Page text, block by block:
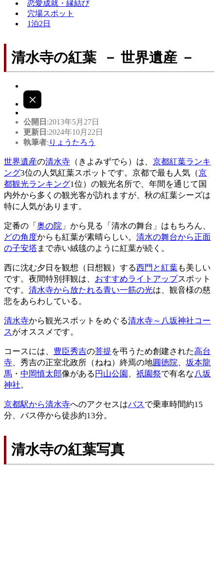
恋愛成就・縁結び
穴場スポット
1泊2日
清水寺の紅葉 － 世界遺産 －
公開日 :2013年5月27日
更新日 :2024年10月22日
執筆者: りょうたろう
世界遺産の清水寺 （きよみずでら）は、 京都紅葉ランキ
ング3位の人気紅葉スポットです。京都で最も人気（京
都観光ランキング1位）の観光名所で、年間を通じて国
内外から多くの観光客が訪れますが、秋の紅葉シーズは
特に人気があります。
定番の「 奥の院 」から見る「清水の舞台」はもちろん、
どの角度からも紅葉が素晴らしい。 清水の舞台から正面
の子安塔まで赤い絨毯のように紅葉が続く。
西に沈む夕日を観想（日想観）する西門と紅葉 も美しい
です。夜間特別拝観は、 おすすめライトアップスポット
です。 清水寺から放たれる青い一筋の光は、観音様の慈
悲をあらわしている。
清水寺から観光スポットをめぐる清水寺～八坂神社コー
スがオススメです。
コースには、 豊臣秀吉の菩提を弔うため創建された高台
寺、秀吉の正室北政所（ねね）終焉の地圓徳院、 坂本龍
馬 ・ 中岡慎太郎像がある 円山公園 、 祇園祭で有名な八坂
神社。
京都駅から清水寺へのアクセスはバスで乗車時間約15
分、バス停から徒歩約13分。
清水寺の紅葉写真